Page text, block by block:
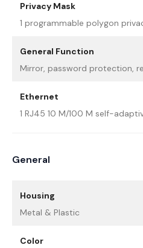
Privacy Mask
1 programmable polygon
General Function
Mirror, password protection,
Ethernet
1 RJ45 10 M/100 M self-
General
Housing
Metal & Plastic
Color